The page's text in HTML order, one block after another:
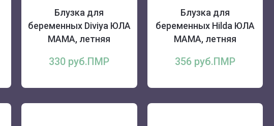
Блузка для
беременных Diviya ЮЛА
МАМА, летняя
330 руб.ПМР
Блузка для
беременных Hilda ЮЛА
МАМА, летняя
356 руб.ПМР